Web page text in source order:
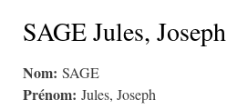
Vous êtes ici
SAGE Jules, Joseph
Nom: SAGE
Prénom: Jules, Joseph